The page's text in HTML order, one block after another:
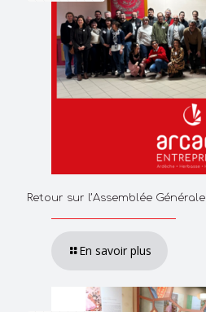
Retour sur l’Assemblée Générale
En savoir plus